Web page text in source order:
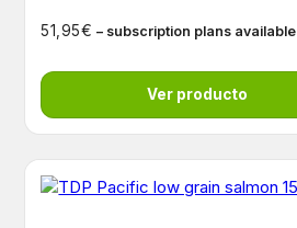
51,95€ – subscription plans available
Ver producto